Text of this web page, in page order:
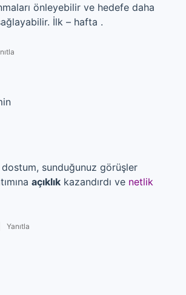
önleyebilir ve hedefe daha
İlk – hafta .
dostum, sunduğunuz görüşler
açıklık kazandırdı ve netlik
Yanıtla